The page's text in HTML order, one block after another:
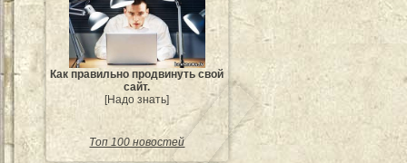
Как правильно продвинуть свой
сайт.
[Надо знать]
Топ 100 новостей